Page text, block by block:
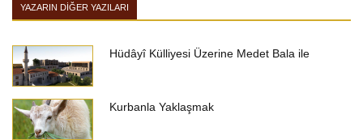
YAZARIN DIĞER YAZILARI
Hüdâyî Külliyesi Üzerine Medet Bala ile
Kurbanla Yaklaşmak